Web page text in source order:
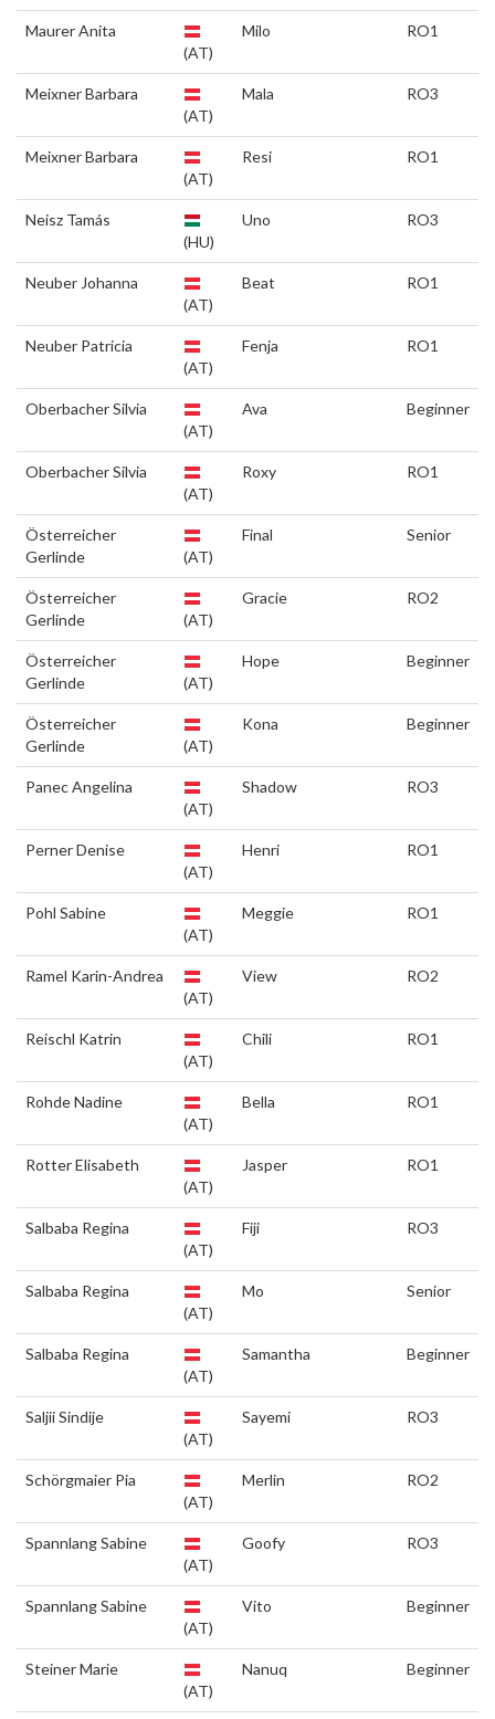
Maurer Anita
(AT)
Milo RO1
Meixner Barbara
(AT)
Mala RO3
Meixner Barbara
(AT)
Resi RO1
Neisz Tamás
(HU)
Uno RO3
Neuber Johanna
(AT)
Beat RO1
Neuber Patricia
(AT)
Fenja RO1
Oberbacher Silvia
(AT)
Ava Beginner
Oberbacher Silvia
(AT)
Roxy RO1
Österreicher
Gerlinde
(AT)
Final Senior
Österreicher
Gerlinde
(AT)
Gracie RO2
Österreicher
Gerlinde
(AT)
Hope Beginner
Österreicher
Gerlinde
(AT)
Kona Beginner
Panec Angelina
(AT)
Shadow RO3
Perner Denise
(AT)
Henri RO1
Pohl Sabine
(AT)
Meggie RO1
Ramel Karin-Andrea
(AT)
View RO2
Reischl Katrin
(AT)
Chili RO1
Rohde Nadine
(AT)
Bella RO1
Rotter Elisabeth
(AT)
Jasper RO1
Salbaba Regina
(AT)
Fiji RO3
Salbaba Regina
(AT)
Mo Senior
Salbaba Regina
(AT)
Samantha Beginner
Saljii Sindije
(AT)
Sayemi RO3
Schörgmaier Pia
(AT)
Merlin RO2
Spannlang Sabine
(AT)
Goofy RO3
Spannlang Sabine
(AT)
Vito Beginner
Steiner Marie
(AT)
Nanuq Beginner